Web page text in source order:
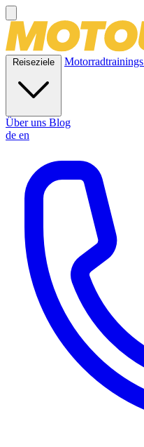
Reiseziele Motorradtrainings
Über uns Blog
de en